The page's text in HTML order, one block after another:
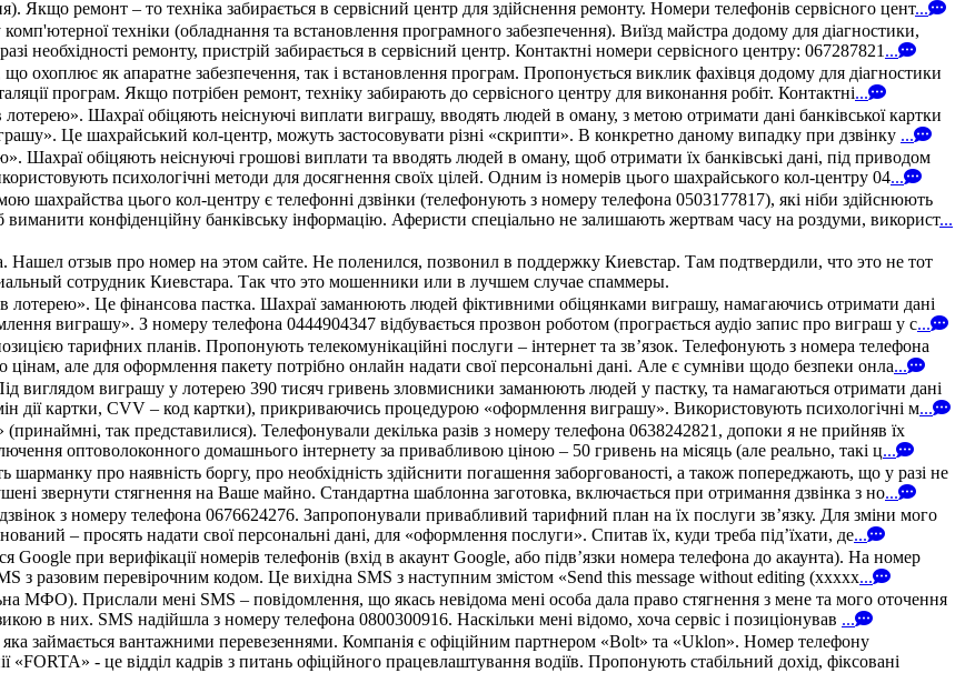
Якщо ремонт – то техніка забирається в сервісний центр для здійснення ремонту. Номери телефонів сервісного цент...
техніки (обладнання та встановлення програмного забезпечення). Виїзд майстра додому для діагностики,
необхідності ремонту, пристрій забирається в сервісний центр. Контактні номери сервісного центру: 067287821 ...
охоплює як апаратне забезпечення, так і встановлення програм. Пропонується виклик фахівця додому для діагностики
програм. Якщо потрібен ремонт, техніку забирають до сервісного центру для виконання робіт. Контактні...
Шахраї обіцяють неіснуючі виплати виграшу, вводять людей в оману, з метою отримати дані банківської картки
Це шахрайський кол-центр, можуть застосовувати різні «скрипти». В конкретно даному випадку при дзвінку ...
Шахраї обіцяють неіснуючі грошові виплати та вводять людей в оману, щоб отримати їх банківські дані, під приводом
психологічні методи для досягнення своїх цілей. Одним із номерів цього шахрайського кол-центру 04...
шахрайства цього кол-центру є телефонні дзвінки (телефонують з номеру телефона 0503177817), які ніби здійснюють
виманити конфіденційну банківську інформацію. Аферисти спеціально не залишають жертвам часу на роздуми, використ...
Нашел отзыв про номер на этом сайте. Не поленился, позвонил в поддержку Киевстар. Там подтвердили, что это не тот
сотрудник Киевстара. Так что это мошенники или в лучшем случае спаммеры.
лотерею». Це фінансова пастка. Шахраї заманюють людей фіктивними обіцянками виграшу, намагаючись отримати дані
виграшу». З номеру телефона 0444904347 відбувається прозвон роботом (програється аудіо запис про виграш у с...
тарифних планів. Пропонують телекомунікаційні послуги – інтернет та зв’язок. Телефонують з номера телефона
цінам, але для оформлення пакету потрібно онлайн надати свої персональні дані. Але є сумніви щодо безпеки онла...
виглядом виграшу у лотерею 390 тисяч гривень зловмисники заманюють людей у пастку, та намагаються отримати дані
дії картки, CVV – код картки), прикриваючись процедурою «оформлення виграшу». Використовують психологічні м...
(принаймні, так представилися). Телефонували декілька разів з номеру телефона 0638242821, допоки я не прийняв їх
оптоволоконного домашнього інтернету за привабливою ціною – 50 гривень на місяць (але реально, такі ц...
про наявність боргу, про необхідність здійснити погашення заборгованості, а також попереджають, що у разі не
звернути стягнення на Ваше майно. Стандартна шаблонна заготовка, включається при отримання дзвінка з но...
з номеру телефона 0676624276. Запропонували привабливий тарифний план на їх послуги зв’язку. Для зміни мого
– просять надати свої персональні дані, для «оформлення послуги». Спитав їх, куди треба під’їхати, де...
Google при верифікації номерів телефонів (вхід в акаунт Google, або підв’язки номера телефона до акаунта). На номер
з разовим перевірочним кодом. Це вихідна SMS з наступним змістом «Send this message without editing (xxxxx...
МФО). Прислали мені SMS – повідомлення, що якась невідома мені особа дала право стягнення з мене та мого оточення
в них. SMS надійшла з номеру телефона 0800300916. Наскільки мені відомо, хоча сервіс і позиціонував ...
займається вантажними перевезеннями. Компанія є офіційним партнером «Bolt» та «Uklon». Номер телефону
«FORTA» - це відділ кадрів з питань офіційного працевлаштування водіїв. Пропонують стабільний дохід, фіксовані